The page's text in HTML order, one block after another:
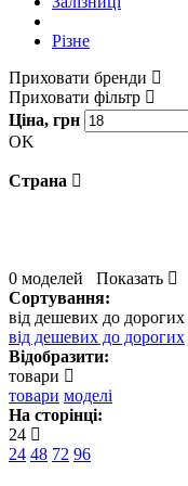
Різне
Приховати бренди
Приховати фільтр
Ціна, грн
OK
Страна
0 моделей
Показать
Сортування:
від дешевих до дорогих
від дешевих до дорогих
Відобразити:
товари
товари моделі
На сторінці:
24
24 48 72 96